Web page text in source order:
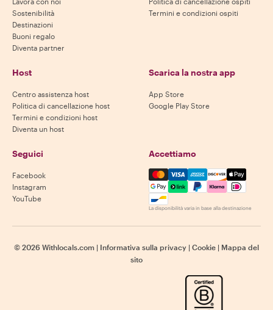
Sostenibilità
Destinazioni
Buoni regalo
Diventa partner
Termini e condizioni ospiti
Host
Centro assistenza host
Politica di cancellazione host
Termini e condizioni host
Diventa un host
Scarica la nostra app
App Store
Google Play Store
Seguici
Facebook
Instagram
YouTube
Accettiamo
Mastercard, Visa, Amex,
La disponibilità varia in base alla destinazione
© 2026 Withlocals.com | Informativa sulla privacy | Cookie | Mappa del
sito